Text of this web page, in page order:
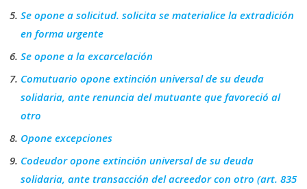
Se opone a solicitud. solicita se materialice la extradición
en forma urgente
Se opone a la excarcelación
Comutuario opone extinción universal de su deuda
solidaria, ante renuncia del mutuante que favoreció al
otro
Opone excepciones
Codeudor opone extinción universal de su deuda
solidaria, ante transacción del acreedor con otro (art. 835